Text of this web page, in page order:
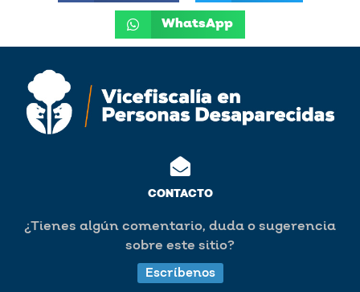
WhatsApp
CONTACTO
¿Tienes algún comentario, duda o sugerencia
sobre este sitio?
Escríbenos